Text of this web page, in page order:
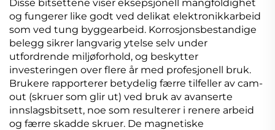
Disse bitsettene viser eksepsjonell mangfoldighet
og fungerer like godt ved delikat elektronikkarbeid
som ved tung byggearbeid. Korrosjonsbestandige
belegg sikrer langvarig ytelse selv under
utfordrende miljøforhold, og beskytter
investeringen over flere år med profesjonell bruk.
Brukere rapporterer betydelig færre tilfeller av cam-
out (skruer som glir ut) ved bruk av avanserte
innslagsbitsett, noe som resulterer i renere arbeid
og færre skadde skruer. De magnetiske